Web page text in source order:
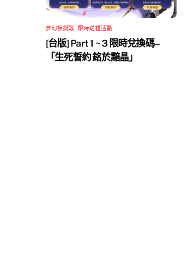
夢幻模擬戰 限時送禮活動
[台版] Part 1 ~ 3 限時兌換碼 –
「生死誓約 銘於黯晶」